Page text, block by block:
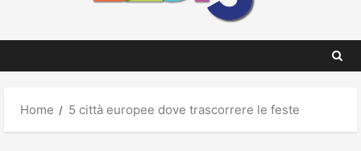
Home 5 città europee dove trascorrere le feste